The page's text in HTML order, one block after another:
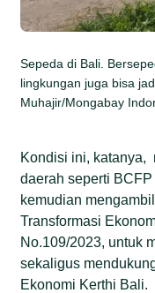
Sepeda di Bali.
lingkungan juga bisa
Muhajir/Mongabay
Kondisi ini, katanya,
daerah seperti
kemudian
Transformasi
No.109/2023, untuk
sekaligus
Ekonomi Kerthi Bali.